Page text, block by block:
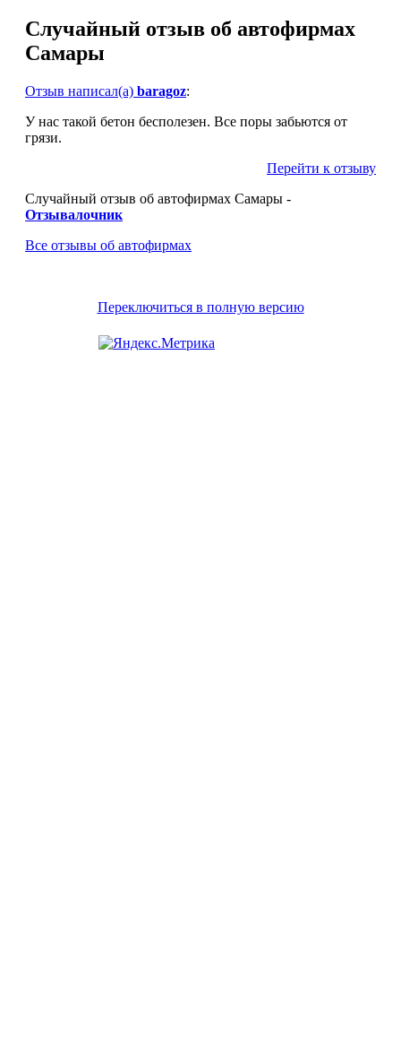
Случайный отзыв об автофирмах
Самары
Отзыв написал(а) baragoz:
У нас такой бетон бесполезен. Все поры забьются от
грязи.
Перейти к отзыву
Случайный отзыв об автофирмах Самары -
Отзывалочник
Все отзывы об автофирмах
Переключиться в полную версию